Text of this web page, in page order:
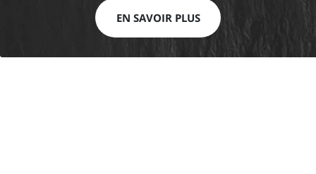
EN SAVOIR PLUS